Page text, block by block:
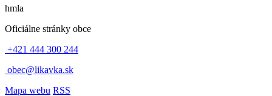
hmla
Oficiálne stránky obce
+421 444 300 244
obec@likavka.sk
Mapa webu RSS